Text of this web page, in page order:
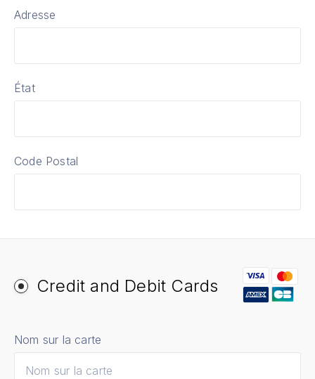
Adresse
État
Code Postal
Credit and Debit Cards
Nom sur la carte